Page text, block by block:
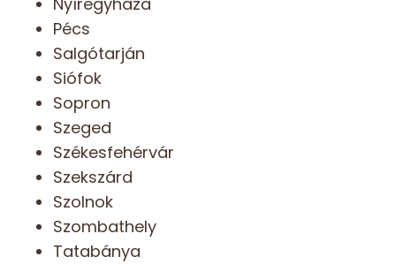
Pécs
Salgótarján
Siófok
Sopron
Szeged
Székesfehérvár
Szekszárd
Szolnok
Szombathely
Tatabánya